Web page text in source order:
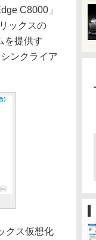
C8000」
ックスの
を提供す
ンクライア
クス仮想化